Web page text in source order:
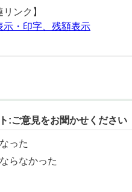
リンク】
示・印字、残額表示
:ご意見をお聞かせください
った
らなかった